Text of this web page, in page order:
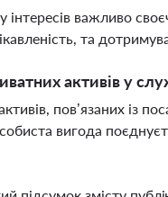
інтересів важливо
та
активів у
пов’язаних із
вигода